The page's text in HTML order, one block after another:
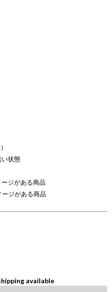
状態
ジがある商品
ジがある商品
available